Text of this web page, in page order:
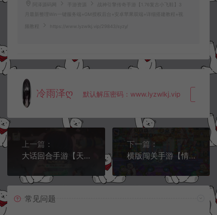
阿泽源码网 手游资源
战神引擎传奇手游【1.76复古小飞鞋】3
月最新整理Win一键服务端+GM授权后台+安卓苹果双端+详细搭建教程+视
频教程 https://www.lyzwlkj.vip/29843/syzy/
冷雨泽ღ 默认解压密码：www.lyzwlkj.vip
上一篇：
大话回合手游【天空西游之极光西游】3月最新整理Linux手工服务端+管理后台+安卓苹果双端+详细搭建教程+视频教程
下一篇：
横版闯关手游【情怀之龙吟大陆阿拉德】3月最新整理Linux手工服务端+WEB管理后台+GM授权后台+安卓苹果双端+详细搭建教程+视频教程
常见问题